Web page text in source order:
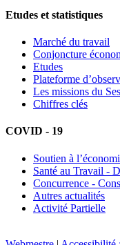
Etudes et statistiques
Marché du travail
Conjoncture
Etudes
Plateforme
Les missions du
Chiffres clés
COVID - 19
Soutien à
Santé au Travail -
Concurrence -
Autres actualités
Activité Partielle